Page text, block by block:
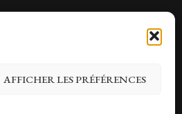
AFFICHER LES PRÉFÉRENCES